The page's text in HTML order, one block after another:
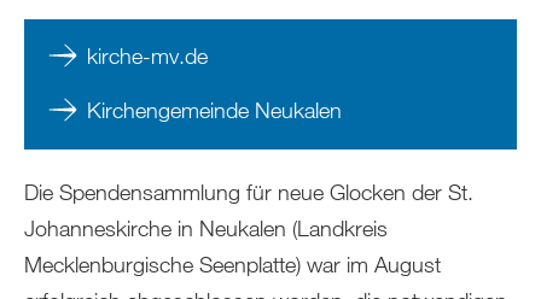
kirche-mv.de
Kirchengemeinde Neukalen
Die Spendensammlung für neue Glocken der St.
Johanneskirche in Neukalen (Landkreis
Mecklenburgische Seenplatte) war im August